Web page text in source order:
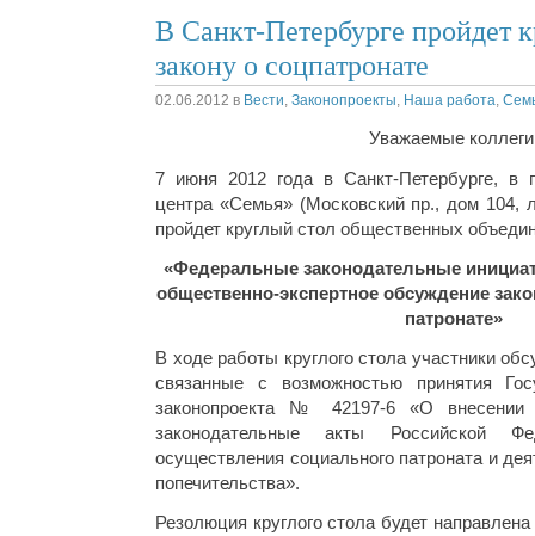
В Санкт-Петербурге пройдет
закону о соцпатронате
02.06.2012 в Вести, Законопроекты, Наша работа,
Уважаемые
7 июня 2012 года в Санкт-Петербурге, в
центра «Семья» (Московский пр., дом 104,
пройдет круглый стол общественных
«Федеральные законодательные
общественно-экспертное обсуждение
патронате»
В ходе работы круглого стола участники
связанные с возможностью принятия
законопроекта № 42197-6 «О внесении
законодательные акты Российской
осуществления социального патроната и
попечительства».
Резолюция круглого стола будет